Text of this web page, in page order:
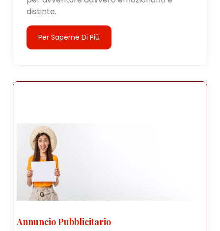
distinte.
Per Saperne Di Più
Annuncio Pubblicitario